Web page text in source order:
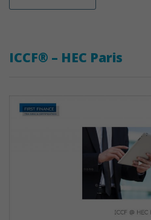
ICCF® – HEC Paris